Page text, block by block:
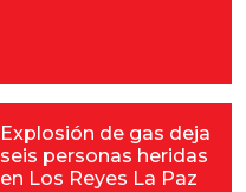
Explosión de gas deja
seis personas heridas
en Los Reyes La Paz